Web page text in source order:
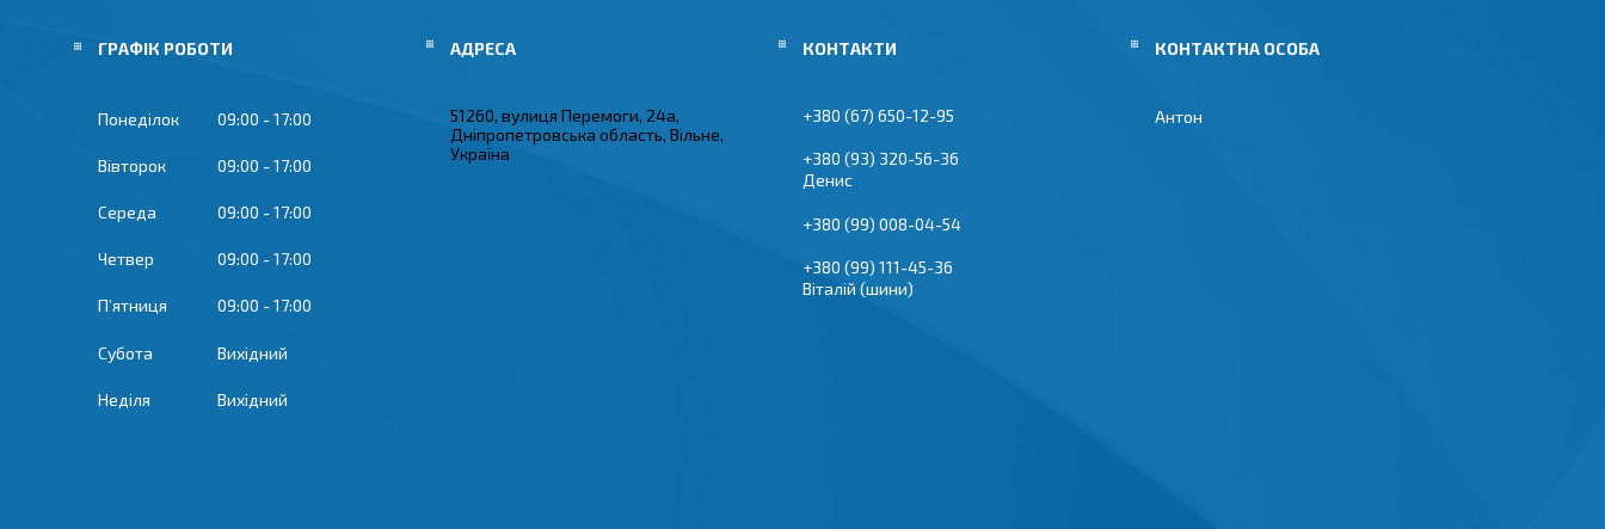
ГРАФІК РОБОТИ
Понеділок 09:00 17:00
Вівторок 09:00 17:00
Середа 09:00 17:00
Четвер 09:00 17:00
Пʼятниця 09:00 17:00
Субота Вихідний
Неділя Вихідний
51260, вулиця Перемоги, 24а,
Дніпропетровська область, Вільне,
Україна
+380 (67) 650-12-95
+380 (93) 320-56-36
Денис
+380 (99) 008-04-54
+380 (99) 111-45-36
Віталій (шини)
Антон